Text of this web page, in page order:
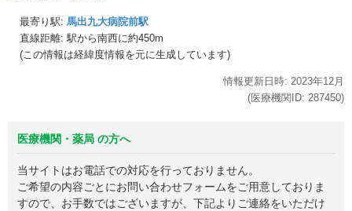
最寄り駅: 馬出九大病院前駅
直線距離: 駅から南西に約450m
(この情報は経緯度情報を元に生成しています)
情報更新日時: 2023年12月
(医療機関ID: 287450)
医療機関・薬局 の方へ
当サイトはお電話での対応を行っておりません。
ご希望の内容ごとにお問い合わせフォームをご用意しておりま
すので、お手数ではございますが、下記よりご連絡をいただけ